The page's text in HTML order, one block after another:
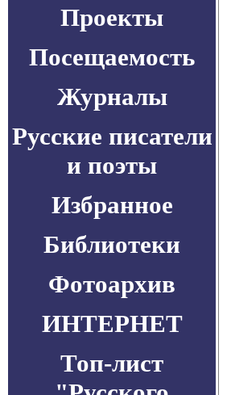
Проекты
Посещаемость
Журналы
Русские писатели
и поэты
Избранное
Библиотеки
Фотоархив
ИНТЕРНЕТ
Топ-лист